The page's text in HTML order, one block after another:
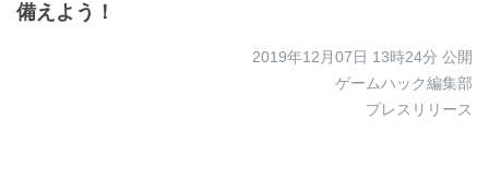
備えよう！
2019年12月07日 13時24分 公開
ゲームハック編集部
プレスリリース